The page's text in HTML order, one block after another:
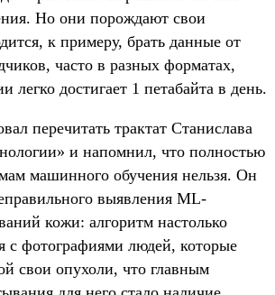
Но они порождают свои
к примеру, брать данные от
часто в разных форматах,
легко достигает 1 петабайта в день.
перечитать трактат Станислава
и напомнил, что полностью
машинного обучения нельзя. Он
выявления ML-
кожи: алгоритм настолько
с фотографиями людей, которые
свои опухоли, что главным